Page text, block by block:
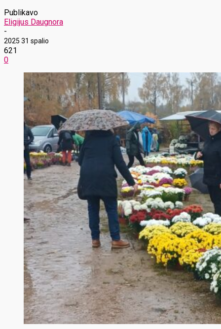
Publikavo
Eligijus Daugnora
-
2025 31 spalio
621
0